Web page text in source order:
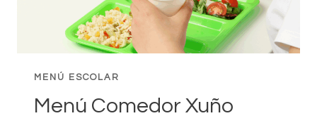
MENÚ ESCOLAR
Menú Comedor Xuño